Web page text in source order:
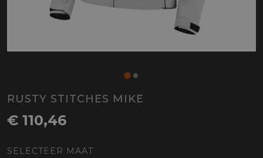
RUSTY STITCHES MIKE
€ 110,46
SELECTEER MAAT